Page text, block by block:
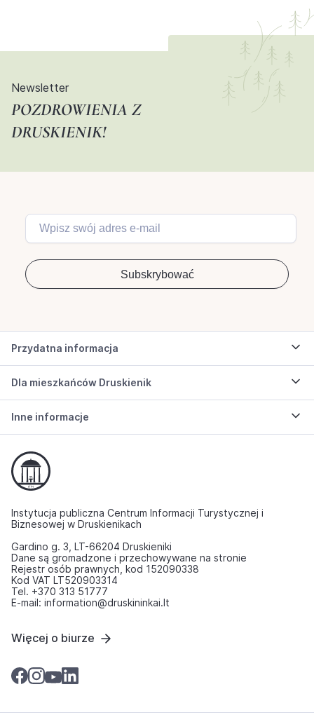
Newsletter
POZDROWIENIA Z
DRUSKIENIK!
Przydatna informacja
Dla mieszkańców Druskienik
Inne informacje
Instytucja publiczna Centrum Informacji Turystycznej i
Biznesowej w Druskienikach
Gardino g. 3, LT-66204 Druskieniki
Dane są gromadzone i przechowywane na stronie
Rejestr osób prawnych, kod 152090338
Kod VAT LT520903314
Tel. +370 313 51777
E-mail: information@druskininkai.lt
Więcej o biurze